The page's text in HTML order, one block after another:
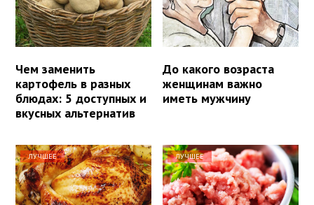
Чем заменить
картофель в разных
блюдах: 5 доступных и
вкусных альтернатив
До какого возраста
женщинам важно
иметь мужчину
ЛУЧШЕЕ ЛУЧШЕЕ